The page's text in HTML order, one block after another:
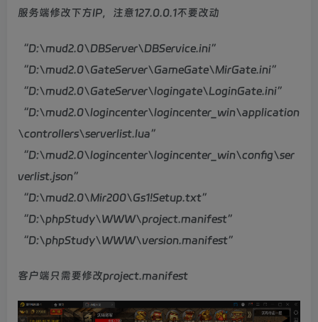
服务端修改下方IP，注意127.0.0.1不要改动
“D:\mud2.0\DBServer\DBService.ini”
“D:\mud2.0\GateServer\GameGate\MirGate.ini”
“D:\mud2.0\GateServer\logingate\LoginGate.ini”
“D:\mud2.0\logincenter\logincenter_win\application
\controllers\serverlist.lua”
“D:\mud2.0\logincenter\logincenter_win\config\ser
verlist.json”
“D:\mud2.0\Mir200\Gs1!Setup.txt”
“D:\phpStudy\WWW\project.manifest”
“D:\phpStudy\WWW\version.manifest”
客户端只需要修改project.manifest